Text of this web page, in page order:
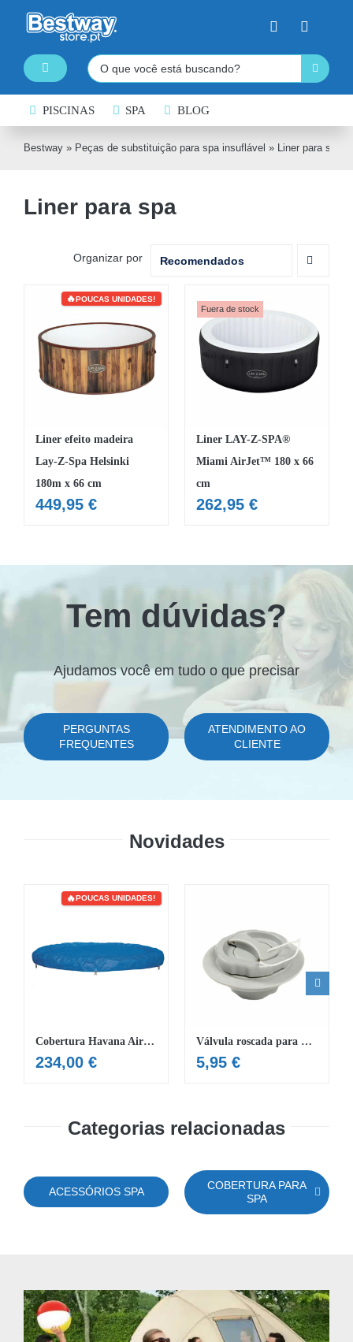
content
Toggle
PISCINAS DESMONTÁVEIS
SPA INSUFLÁVEL
CAIAQUES INSUFLÁVEIS
EQUIPAMENTO DE NATAÇÃO
COLCHÕES INSUFLÁVEIS
MOBILIÁRIO INSUFLÁVEL
ACESSÓRIOS PARA PISCINAS
PEÇAS DE SUBSTITUIÇÃO PARA PISCINAS
PEÇAS DE SUBSTITUIÇÃO PARA SPA
Pesquisar
PISCINAS SPA BLOG
Bestway» Peças de substituição para spa insuflável » Liner para spa
Liner para spa
Organizar por Recomendados
POUCAS UNIDADES!
Liner efeito madeira
Lay-Z-Spa Helsinki
180m x 66 cm
449,95 €
Fuera de stock
Liner LAY-Z-SPA®
Miami AirJet™ 180 x 66
cm
262,95 €
Tem dúvidas?
Ajudamos você em tudo o que precisar
PERGUNTAS
FREQUENTES
ATENDIMENTO AO
CLIENTE
Novidades
POUCAS UNIDADES!
Cobertura Havana AirJet Lay-Z-Spa 180 cm x 66 cm
234,00 €
Válvula roscada para LAY-Z-SPA®
5,95 €
Categorias relacionadas
ACESSÓRIOS SPA
COBERTURA PARA
SPA